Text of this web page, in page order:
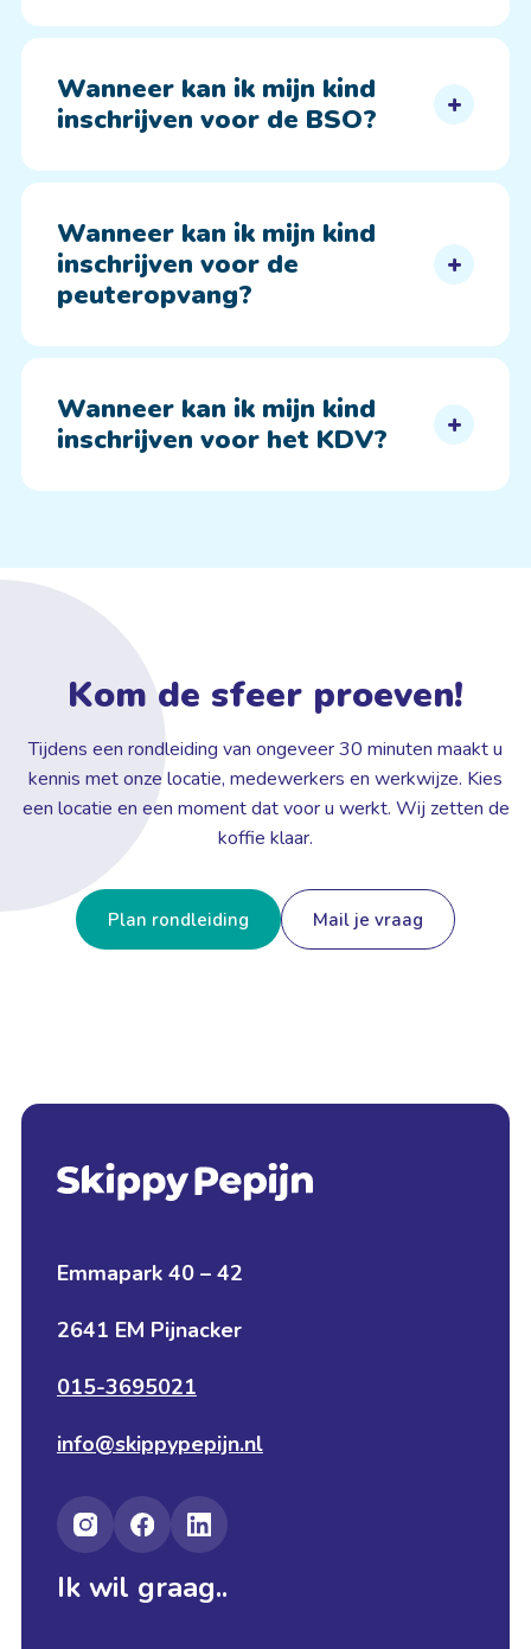
Wanneer kan ik mijn kind
inschrijven voor de BSO?
Wanneer kan ik mijn kind
inschrijven voor de
peuteropvang?
Wanneer kan ik mijn kind
inschrijven voor het KDV?
Kom de sfeer proeven!
Tijdens een rondleiding van ongeveer 30 minuten maakt u
kennis met onze locatie, medewerkers en werkwijze. Kies
een locatie en een moment dat voor u werkt. Wij zetten de
koffie klaar.
Plan rondleiding Mail je vraag
Ik wil graag..
Emmapark 40 – 42
2641 EM Pijnacker
015-3695021
info@skippypepijn.nl